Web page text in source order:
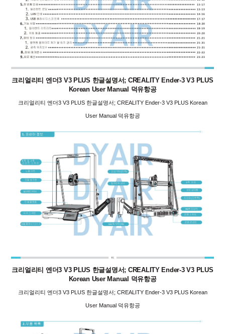
크리얼리티 엔더3 V3 PLUS 한글설명서; CREALITY Ender-3 V3 PLUS
Korean User Manual 덕유항공
크리얼리티 엔더3 V3 PLUS 한글설명서; CREALITY Ender-3 V3 PLUS Korean
User Manual 덕유항공
크리얼리티 엔더3 V3 PLUS 한글설명서; CREALITY Ender-3 V3 PLUS
Korean User Manual 덕유항공
크리얼리티 엔더3 V3 PLUS 한글설명서; CREALITY Ender-3 V3 PLUS Korean
User Manual 덕유항공